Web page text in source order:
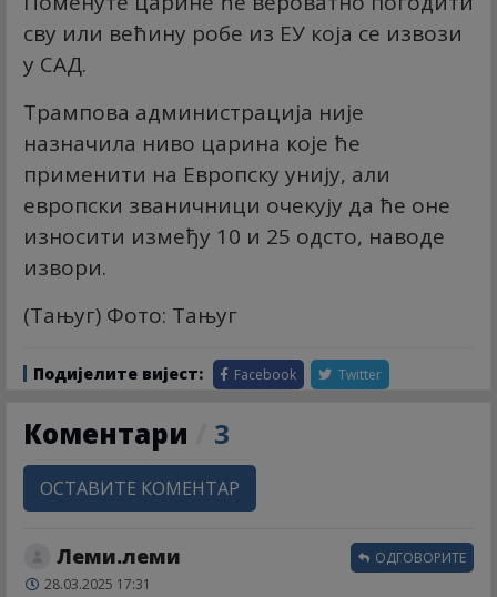
сву или већину робе из ЕУ која се извози
у САД.
Трампова администрација није
назначила ниво царина које ће
применити на Европску унију, али
европски званичници очекују да ће оне
износити између 10 и 25 одсто, наводе
извори.
(Тањуг) Фото: Тањуг
Подијелите вијест: Facebook Twitter
Коментари 3
ОСТАВИТЕ КОМЕНТАР
Леми.леми
28.03.2025 17:31
ОДГОВОРИТЕ